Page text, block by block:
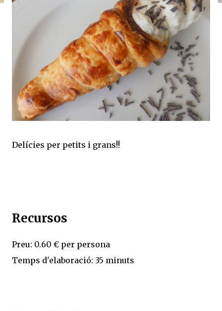
Delícies per petits i grans!!
Recursos
Preu: 0.60 € per persona
Temps d'elaboració: 35 minuts